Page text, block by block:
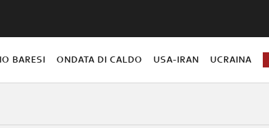
BARESI ONDATA DI CALDO USA-IRAN UCRAINA